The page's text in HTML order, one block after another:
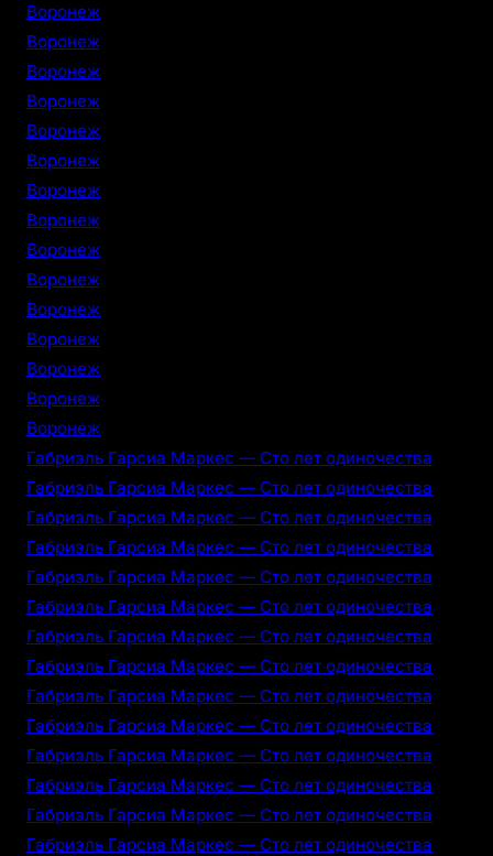
Воронеж
Воронеж
Воронеж
Воронеж
Воронеж
Воронеж
Воронеж
Воронеж
Воронеж
Воронеж
Воронеж
Воронеж
Воронеж
Воронеж
Воронеж
Габриэль Гарсиа Маркес — Сто лет одиночества
Габриэль Гарсиа Маркес — Сто лет одиночества
Габриэль Гарсиа Маркес — Сто лет одиночества
Габриэль Гарсиа Маркес — Сто лет одиночества
Габриэль Гарсиа Маркес — Сто лет одиночества
Габриэль Гарсиа Маркес — Сто лет одиночества
Габриэль Гарсиа Маркес — Сто лет одиночества
Габриэль Гарсиа Маркес — Сто лет одиночества
Габриэль Гарсиа Маркес — Сто лет одиночества
Габриэль Гарсиа Маркес — Сто лет одиночества
Габриэль Гарсиа Маркес — Сто лет одиночества
Габриэль Гарсиа Маркес — Сто лет одиночества
Габриэль Гарсиа Маркес — Сто лет одиночества
Габриэль Гарсиа Маркес — Сто лет одиночества